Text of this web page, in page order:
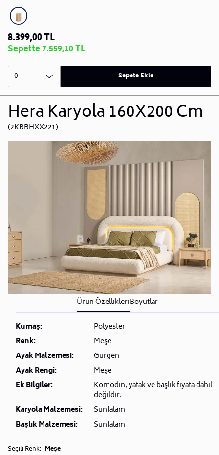
8.399,00 TL
Sepette 7.559,10 TL
0 Sepete Ekle
Hera Karyola 160X200 Cm
(2KRBHXX221)
Ürün ÖzellikleriBoyutlar
Kumaş:
Polyester
Renk:
Meşe
Ayak Malzemesi:
Gürgen
Ayak Rengi:
Meşe
Ek Bilgiler:
Komodin, yatak ve başlık fiyata dahil
değildir.
Karyola Malzemesi:
Suntalam
Başlık Malzemesi:
Suntalam
Seçili Renk: Meşe